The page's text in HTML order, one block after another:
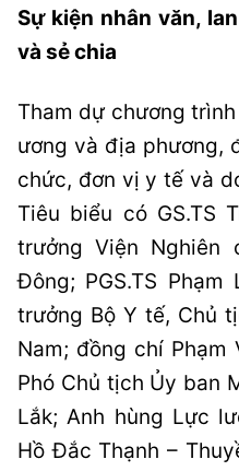
Sự kiện nhân văn,
và sẻ chia
Tham dự chương
ương và địa phương,
chức, đơn vị y tế và
Tiêu biểu có GS.TS
trưởng Viện Nghiên
Đông; PGS.TS
trưởng Bộ Y tế, Chủ
Nam; đồng chí Phạm
Phó Chủ tịch Ủy ban
Lắk; Anh hùng Lực
Hồ Đắc Thạnh –